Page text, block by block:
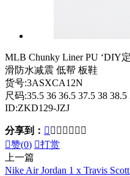
MLB Chunky Liner PU ‘DIY
滑防水减震 低帮 板鞋
货号:3ASXCA12N
尺码:35.5 36 36.5 37.5 38
ID:ZKD129-JZJ
分享到：       
赞(0) 打赏
上一篇
Nike Air Jordan 1 x Travis